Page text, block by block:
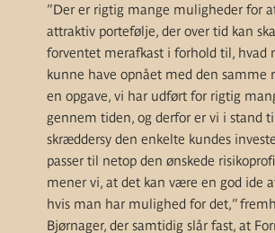
”Der er rigtig mange muligheder for
attraktiv portefølje, der over tid kan
forventet merafkast i forhold til, hvad
kunne have opnået med den samme
en opgave, vi har udført for rigtig
gennem tiden, og derfor er vi i stand
skræddersy den enkelte kundes
passer til netop den ønskede
mener vi, at det kan være en god ide
hvis man har mulighed for det,”
Bjørnager, der samtidig slår fast, at